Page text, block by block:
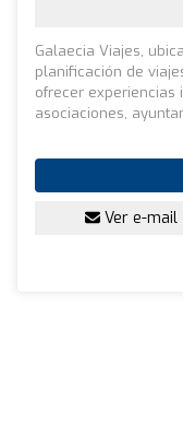
Galaecia Viajes,
planificación de
ofrecer experiencias
asociaciones,
Ver e-mail